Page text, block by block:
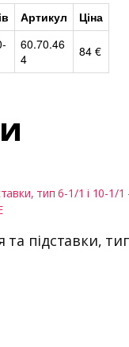
Артикул
Ціна
60.70.46
4
84 €
підставки,